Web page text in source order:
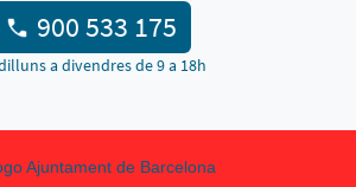
900 533 175
a divendres de 9 a 18h